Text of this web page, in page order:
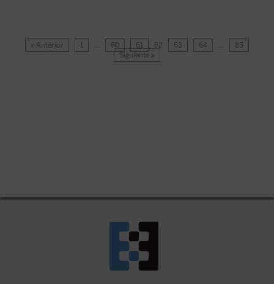
« Anterior 1 … 60 61 62 63 64 …
85
Siguiente »